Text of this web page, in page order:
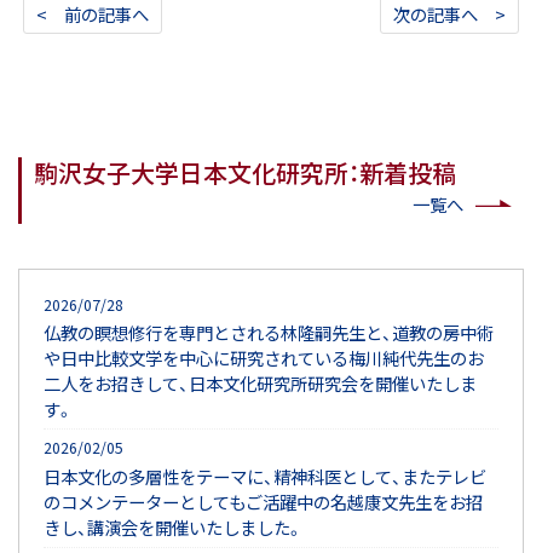
< 前の記事へ 次の記事へ >
駒沢女子大学日本文化研究所：新着投稿
一覧へ
2026/07/28
仏教の瞑想修行を専門とされる林隆嗣先生と、道教の房中術
や日中比較文学を中心に研究されている梅川純代先生のお
二人をお招きして、日本文化研究所研究会を開催いたしま
す。
2026/02/05
日本文化の多層性をテーマに、精神科医として、またテレビ
のコメンテーターとしてもご活躍中の名越康文先生をお招
きし、講演会を開催いたしました。